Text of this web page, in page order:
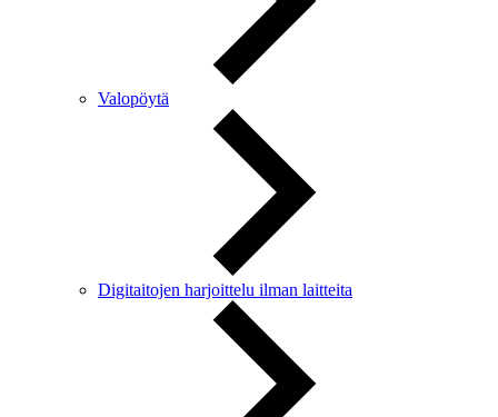
Valopöytä
Digitaitojen harjoittelu ilman laitteita